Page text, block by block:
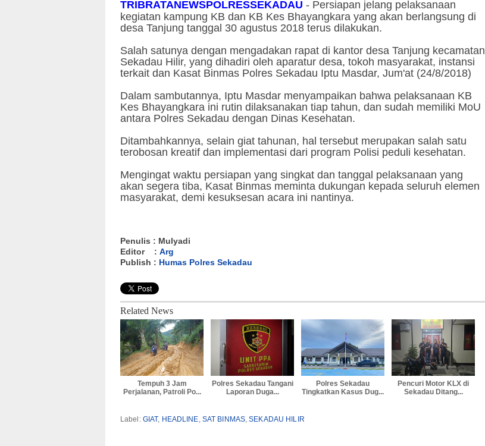
TRIBRATANEWSPOLRESSEKADAU - Persiapan jelang pelaksanaan
kegiatan kampung KB dan KB Kes Bhayangkara yang akan berlangsung di
desa Tanjung tanggal 30 agustus 2018 terus dilakukan.
Salah satunya dengan mengadakan rapat di kantor desa Tanjung kecamatan
Sekadau Hilir, yang dihadiri oleh aparatur desa, tokoh masyarakat, instansi
terkait dan Kasat Binmas Polres Sekadau Iptu Masdar, Jum'at (24/8/2018)
Dalam sambutannya, Iptu Masdar menyampaikan bahwa pelaksanaan KB
Kes Bhayangkara ini rutin dilaksanakan tiap tahun, dan sudah memiliki MoU
antara Polres Sekadau dengan Dinas Kesehatan.
Ditambahkannya, selain giat tahunan, hal tersebut merupakan salah satu
terobosan kreatif dan implementasi dari program Polisi peduli kesehatan.
Mengingat waktu persiapan yang singkat dan tanggal pelaksanaan yang
akan segera tiba, Kasat Binmas meminta dukungan kepada seluruh elemen
masyarakat, demi kesuksesan acara ini nantinya.
Penulis : Mulyadi
Editor : Arg
Publish : Humas Polres Sekadau
Related News
Tempuh 3 Jam
Perjalanan, Patroli Po...
Polres Sekadau Tangani
Laporan Duga...
Polres Sekadau
Tingkatkan Kasus Dug...
Pencuri Motor KLX di
Sekadau Ditang...
Label: GIAT, HEADLINE, SAT BINMAS,SEKADAU HILIR